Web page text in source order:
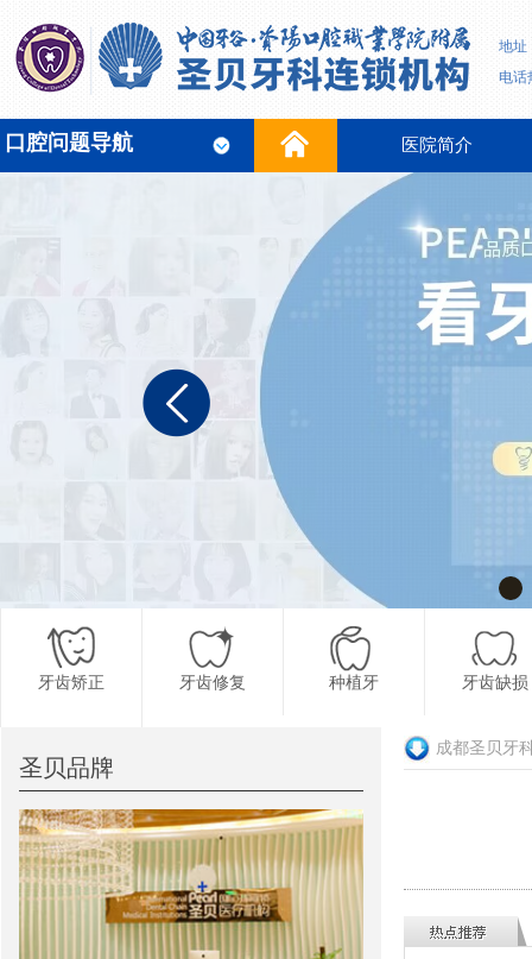
地址
电话
口腔问题导航 医院简介
牙齿矫正 牙齿修复 种植牙 牙齿缺损
更多项目
成都圣贝牙
圣贝品牌